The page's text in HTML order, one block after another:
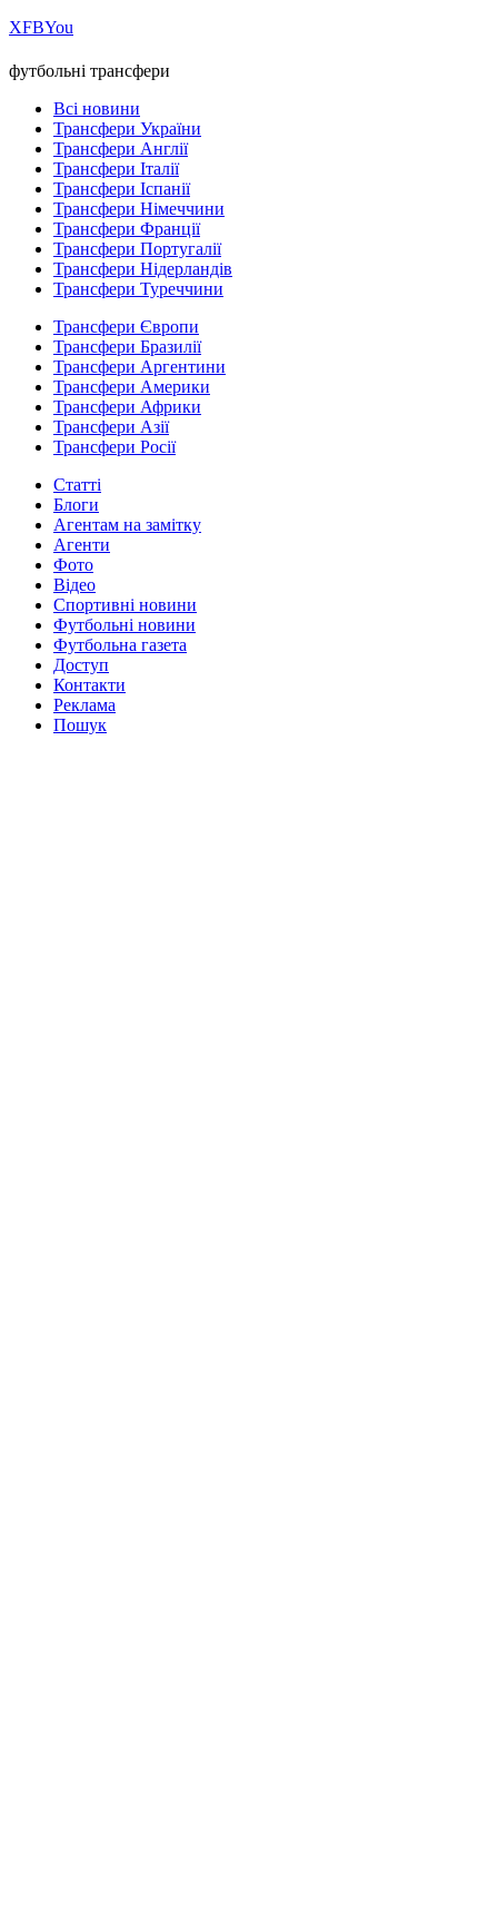
ХFBYou
футбольні трансфери
Всі новини
Трансфери України
Трансфери Англії
Трансфери Італії
Трансфери Іспанії
Трансфери Німеччини
Трансфери Франції
Трансфери Португалії
Трансфери Нідерландів
Трансфери Туреччини
Трансфери Європи
Трансфери Бразилії
Трансфери Аргентини
Трансфери Америки
Трансфери Африки
Трансфери Азії
Трансфери Росії
Статті
Блоги
Агентам на замітку
Агенти
Фото
Відео
Спортивні новини
Футбольні новини
Футбольна газета
Доступ
Контакти
Реклама
Пошук